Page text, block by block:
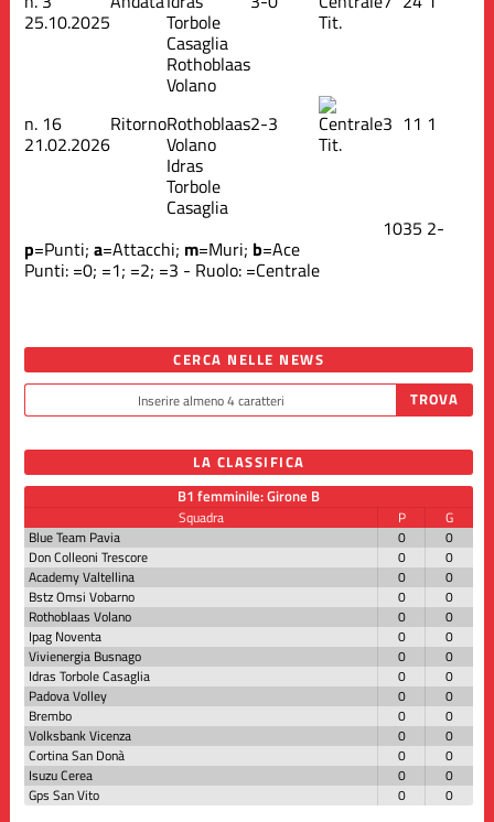
25.10.2025 Torbole
Casaglia
Rothoblaas
Volano
Tit.
n. 16
21.02.2026
RitornoRothoblaas
Volano
Idras
Torbole
Casaglia
2-3
Tit.
3 11 1
1035 2-
p=Punti;a=Attacchi; m=Muri; b=Ace
Punti: =0; =1; =2; =3 - Ruolo: =Centrale
CERCA NELLE NEWS
LA CLASSIFICA
B1 femminile: Girone B
Squadra P
G
Blue Team Pavia
0
0
Don Colleoni Trescore
0
0
Academy Valtellina
0
0
Bstz Omsi Vobarno
0
0
Rothoblaas Volano
0
0
Ipag Noventa
0
0
Vivienergia Busnago
0
0
Idras Torbole Casaglia
0
0
Padova Volley
0
0
Brembo
0
0
Volksbank Vicenza
0
0
Cortina San Donà
0
0
Isuzu Cerea
0
0
Gps San Vito
0 0